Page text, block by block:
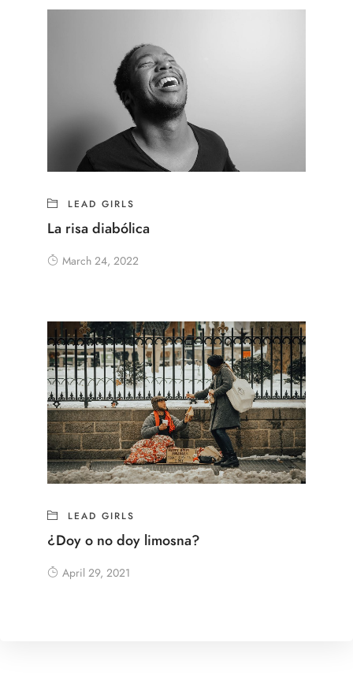
LEAD GIRLS
La risa diabólica
March 24, 2022
LEAD GIRLS
¿Doy o no doy limosna?
April 29, 2021